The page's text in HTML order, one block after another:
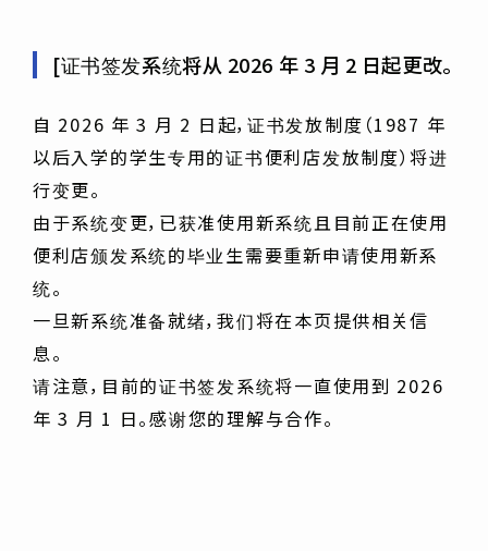
[证书签发系统将从 2026 年 3 月 2 日起更改。
自 2026 年 3 月 2 日起，证书发放制度（1987 年
以后入学的学生专用的证书便利店发放制度）将进
行变更。
由于系统变更，已获准使用新系统且目前正在使用
便利店颁发系统的毕业生需要重新申请使用新系
统。
一旦新系统准备就绪，我们将在本页提供相关信
息。
请注意，目前的证书签发系统将一直使用到 2026
年 3 月 1 日。感谢您的理解与合作。